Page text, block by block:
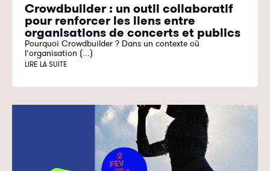
Crowdbuilder : un outil collaboratif
pour renforcer les liens entre
organisations de concerts et publics
Pourquoi Crowdbuilder ? Dans un contexte où
l’organisation (...)
LIRE LA SUITE